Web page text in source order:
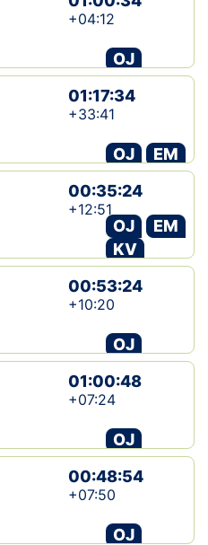
+04:12
OJ
01:17:34
+33:41
OJ
EM
00:35:24
+12:51
OJ
EM
KV
00:53:24
+10:20
OJ
01:00:48
+07:24
OJ
00:48:54
+07:50
OJ